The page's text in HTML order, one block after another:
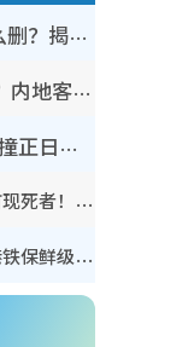
WhatsApp预设贴图怎么删？揭秘1招“反向操作”还原简洁界面 附3步实测教程
香港山边铁闸边门大开？内地客困惑意义何在！网友神回复：这种叫法理性防御
鬼门开2026｜农历七月撞正日全食特别邪？专家警告切忌做一事！揭4大禁忌+2招保平安
夺命寄生虫｜食生菜狂泻首现死者！疫潮恶化录1.8万宗病例 揭洗菜3大谬误
内地客夸港人不识老！揭港铁保鲜级冷气 港人求放过：别投诉